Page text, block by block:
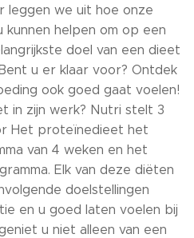
leggen we uit hoe onze
helpen om op een
doel van een dieet
u er klaar voor? Ontdek
ook goed gaat voelen!
in zijn werk? Nutri stelt 3
Het proteïnedieet het
van 4 weken en het
Elk van deze diëten
doelstellingen
en u goed laten voelen bij
u niet alleen van een